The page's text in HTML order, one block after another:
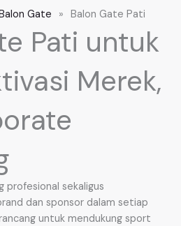
Gate » Balon Gate Pati
Pati untuk
Merek,
profesional sekaligus
dan sponsor dalam setiap
untuk mendukung sport